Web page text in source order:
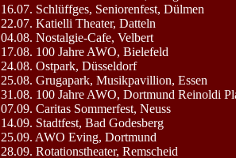
16.07. Schlüffges, Seniorenfest, Dülmen
22.07. Katielli Theater, Datteln
04.08. Nostalgie-Cafe, Velbert
17.08. 100 Jahre AWO, Bielefeld
24.08. Ostpark, Düsseldorf
25.08. Grugapark, Musikpavillion, Essen
31.08. 100 Jahre AWO, Dortmund Reinoldi
07.09. Caritas Sommerfest, Neuss
14.09. Stadtfest, Bad Godesberg
25.09. AWO Eving, Dortmund
28.09. Rotationstheater, Remscheid